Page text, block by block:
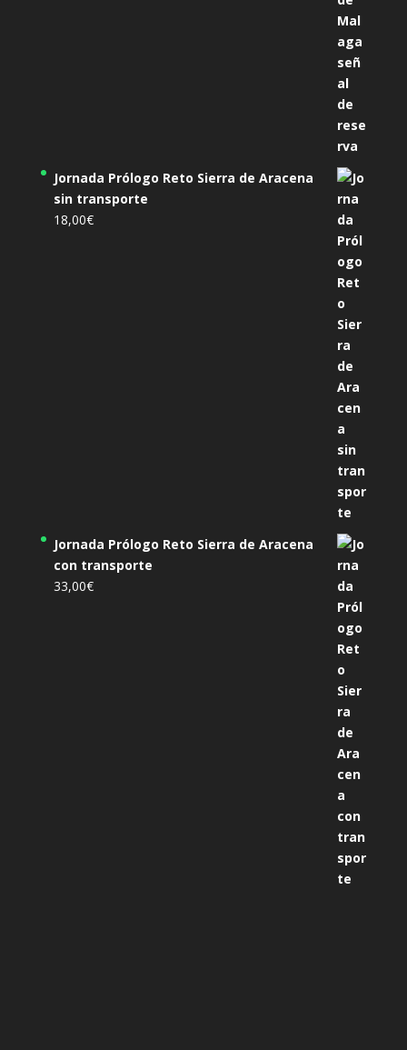
Jornada Prólogo Reto Sierra de Aracena
sin transporte
18,00€
Jornada Prólogo Reto Sierra de Aracena
con transporte
33,00€